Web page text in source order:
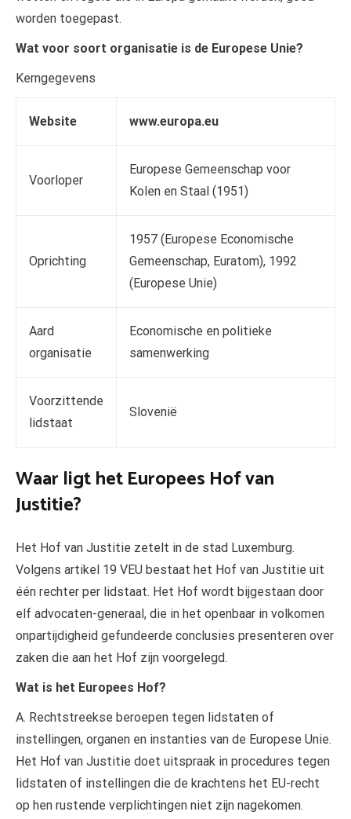
worden toegepast.
Wat voor soort organisatie is de Europese Unie?
Kerngegevens
Website www.europa.eu
Voorloper
Europese Gemeenschap voor
Kolen en Staal (1951)
Oprichting
1957 (Europese Economische
Gemeenschap, Euratom), 1992
(Europese Unie)
Aard
organisatie
Economische en politieke
samenwerking
Voorzittende
lidstaat
Slovenië
Waar ligt het Europees Hof van
Justitie?
Het Hof van Justitie zetelt in de stad Luxemburg.
Volgens artikel 19 VEU bestaat het Hof van Justitie uit
één rechter per lidstaat. Het Hof wordt bijgestaan door
elf advocaten-generaal, die in het openbaar in volkomen
onpartijdigheid gefundeerde conclusies presenteren over
zaken die aan het Hof zijn voorgelegd.
Wat is het Europees Hof?
A. Rechtstreekse beroepen tegen lidstaten of
instellingen, organen en instanties van de Europese Unie.
Het Hof van Justitie doet uitspraak in procedures tegen
lidstaten of instellingen die de krachtens het EU-recht
op hen rustende verplichtingen niet zijn nagekomen.